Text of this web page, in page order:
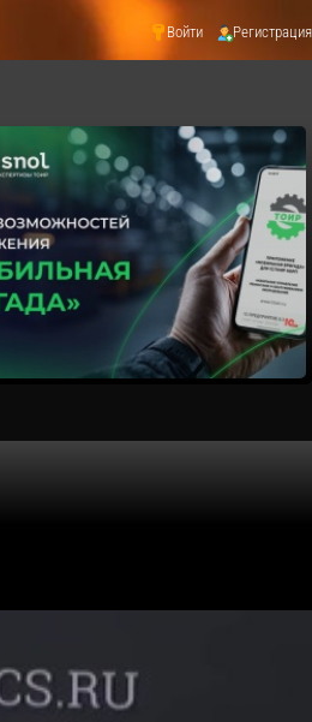
Войти Регистрация